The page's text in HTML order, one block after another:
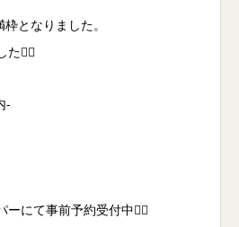
となりました。
た🙇‍♀️
-
ーにて事前予約受付中💁‍♀️